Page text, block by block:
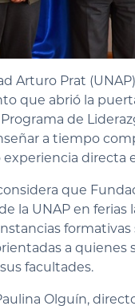
Arturo Prat
que abrió la
de
a tiempo
directa
que
la UNAP en ferias
a
facultades.
Olguín,